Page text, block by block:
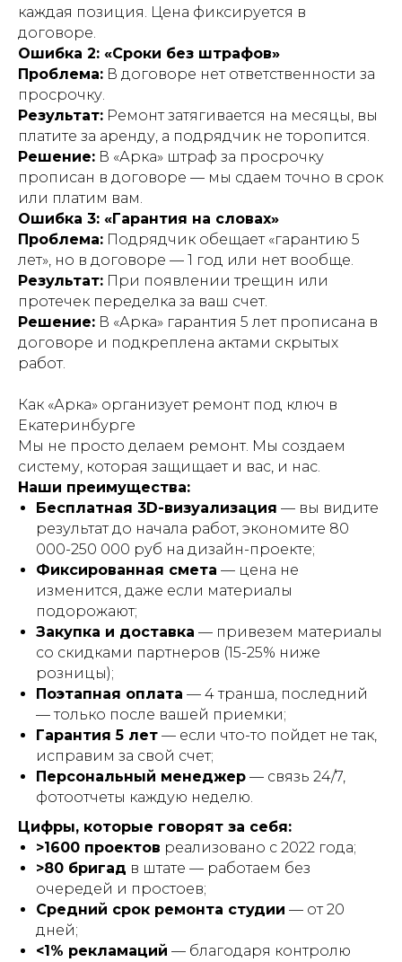
каждая позиция. Цена фиксируется в
договоре.
Ошибка 2: «Сроки без штрафов»
Проблема: В договоре нет ответственности за
просрочку.
Результат: Ремонт затягивается на месяцы, вы
платите за аренду, а подрядчик не торопится.
Решение: В «Арка» штраф за просрочку
прописан в договоре — мы сдаем точно в срок
или платим вам.
Ошибка 3: «Гарантия на словах»
Проблема: Подрядчик обещает «гарантию 5
лет», но в договоре — 1 год или нет вообще.
Результат: При появлении трещин или
протечек переделка за ваш счет.
Решение: В «Арка» гарантия 5 лет прописана в
договоре и подкреплена актами скрытых
работ.
Как «Арка» организует ремонт под ключ в
Екатеринбурге
Мы не просто делаем ремонт. Мы создаем
систему, которая защищает и вас, и нас.
Наши преимущества:
Бесплатная 3D-визуализация — вы видите
результат до начала работ, экономите 80
000-250 000 руб на дизайн-проекте;
Фиксированная смета — цена не
изменится, даже если материалы
подорожают;
Закупка и доставка — привезем материалы
со скидками партнеров (15-25% ниже
розницы);
Поэтапная оплата — 4 транша, последний
— только после вашей приемки;
Гарантия 5 лет — если что-то пойдет не так,
исправим за свой счет;
Персональный менеджер — связь 24/7,
фотоотчеты каждую неделю.
Цифры, которые говорят за себя:
>1600 проектов реализовано с 2022 года;
>80 бригад в штате — работаем без
очередей и простоев;
Средний срок ремонта студии — от 20
дней;
<1% рекламаций — благодаря контролю